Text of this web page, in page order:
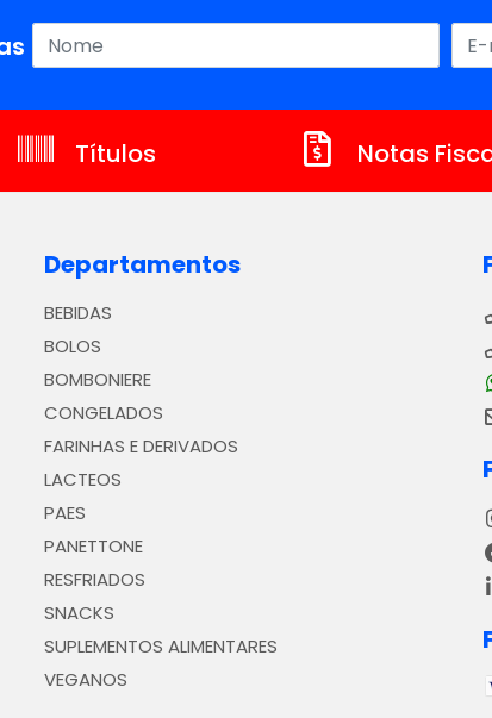
ofertas!
Títulos Notas
Departamentos
BEBIDAS
BOLOS
BOMBONIERE
CONGELADOS
FARINHAS E DERIVADOS
LACTEOS
PAES
PANETTONE
RESFRIADOS
SNACKS
SUPLEMENTOS ALIMENTARES
VEGANOS